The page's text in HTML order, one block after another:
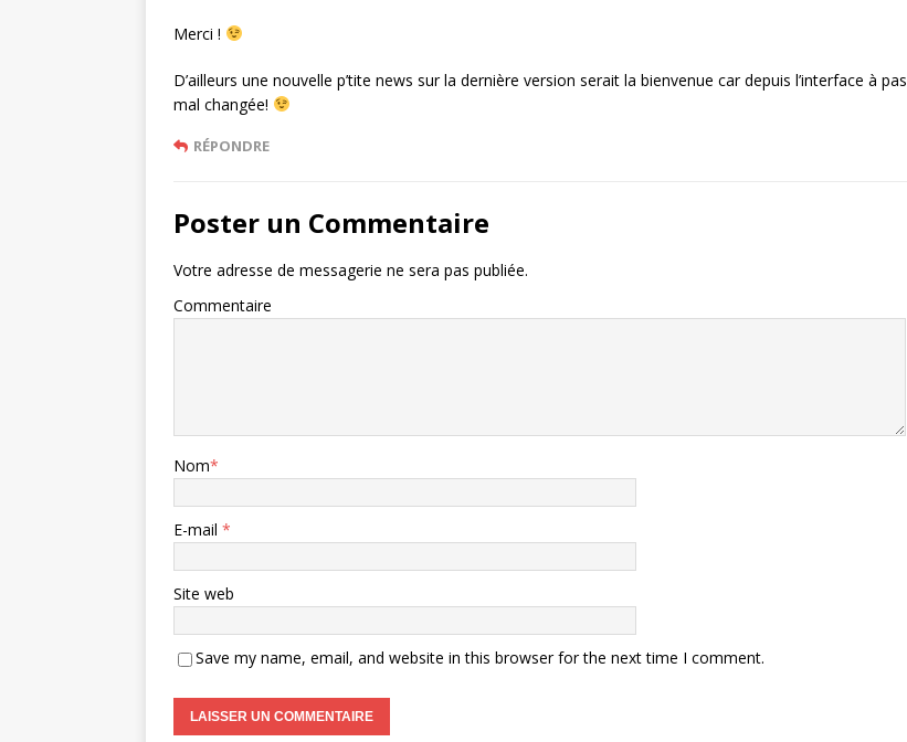
Merci !
D’ailleurs une nouvelle p’tite news sur la dernière version serait la bienvenue car depuis l’interface à pas
mal changée!
RÉPONDRE
Poster un Commentaire
Votre adresse de messagerie ne sera pas publiée.
Commentaire
Nom*
E-mail *
Site web
Save my name, email, and website in this browser for the next time I comment.